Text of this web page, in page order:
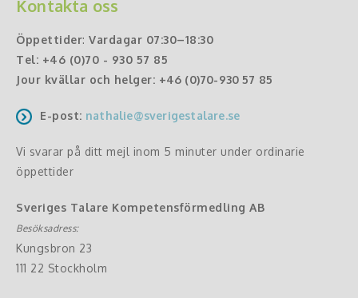
Kontakta oss
Öppettider: Vardagar 07:30–18:30
Tel: +46 (0)70 - 930 57 85
Jour kvällar och helger: +46 (0)70-930 57 85
E-post: nathalie@sverigestalare.se
Vi svarar på ditt mejl inom 5 minuter under ordinarie
öppettider
Sveriges Talare Kompetensförmedling AB
Besöksadress:
Kungsbron 23
111 22 Stockholm